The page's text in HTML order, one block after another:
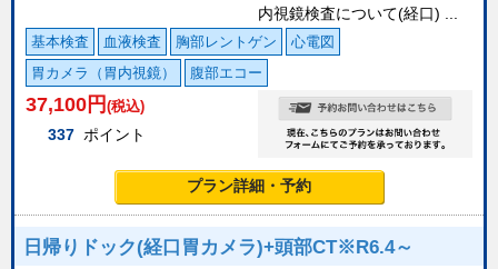
内視鏡検査について(経口) ...
基本検査 血液検査 胸部レントゲン
心電図
胃カメラ（胃内視鏡）
腹部エコー
37,100 円 (税込)
337 ポイント
プラン詳細・予約
日帰りドック(経口胃カメラ)+頭部CT※R6.4～